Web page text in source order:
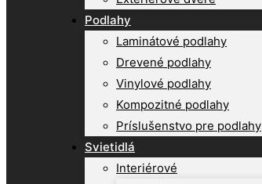
Podlahy
Laminátové podlahy
Drevené podlahy
Vinylové podlahy
Kompozitné podlahy
Príslušenstvo pre podlahy
Svietidlá
Interiérové